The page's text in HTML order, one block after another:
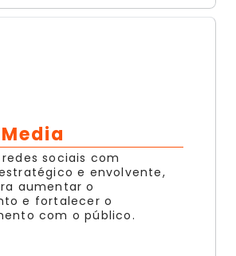
sociais com
e envolvente,
aumentar o
e fortalecer o
com o público.